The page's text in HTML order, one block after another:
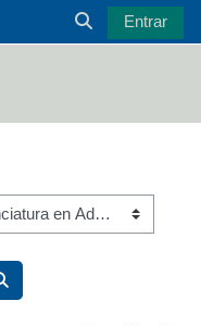
Selector de
Entrar
Buscar cursos